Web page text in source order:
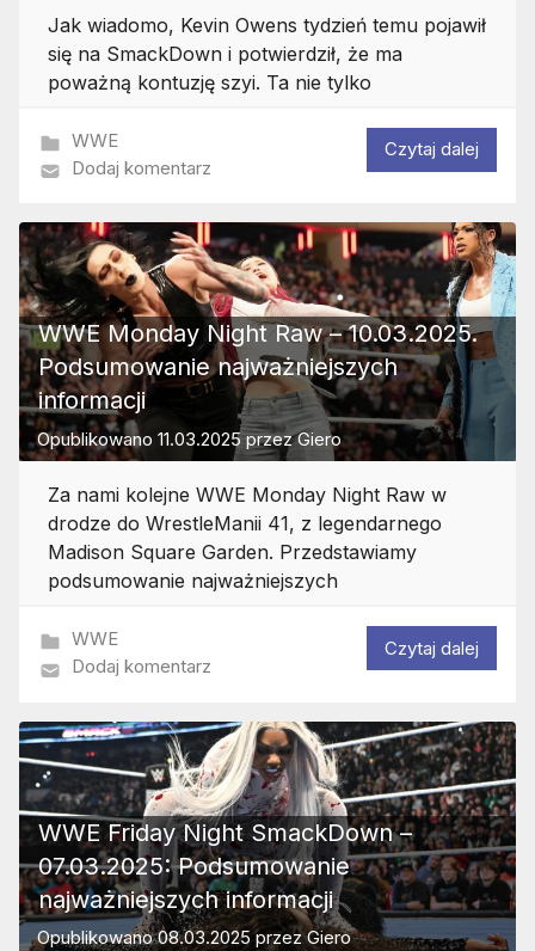
Jak wiadomo, Kevin Owens tydzień temu pojawił
się na SmackDown i potwierdził, że ma
poważną kontuzję szyi. Ta nie tylko
WWE
Dodaj komentarz
Czytaj dalej
WWE Monday Night Raw – 10.03.2025.
Podsumowanie najważniejszych
informacji
Opublikowano 11.03.2025przezGiero
Za nami kolejne WWE Monday Night Raw w
drodze do WrestleManii 41, z legendarnego
Madison Square Garden. Przedstawiamy
podsumowanie najważniejszych
WWE
Dodaj komentarz
Czytaj dalej
WWE Friday Night SmackDown –
07.03.2025: Podsumowanie
najważniejszych informacji
Opublikowano08.03.2025przezGiero